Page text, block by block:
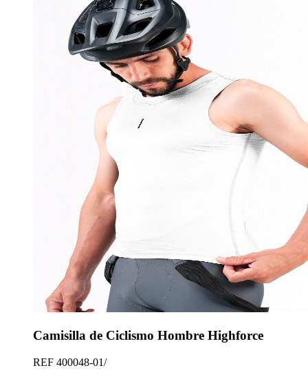
Camisilla de Ciclismo Hombre Highforce
REF 400048-01/